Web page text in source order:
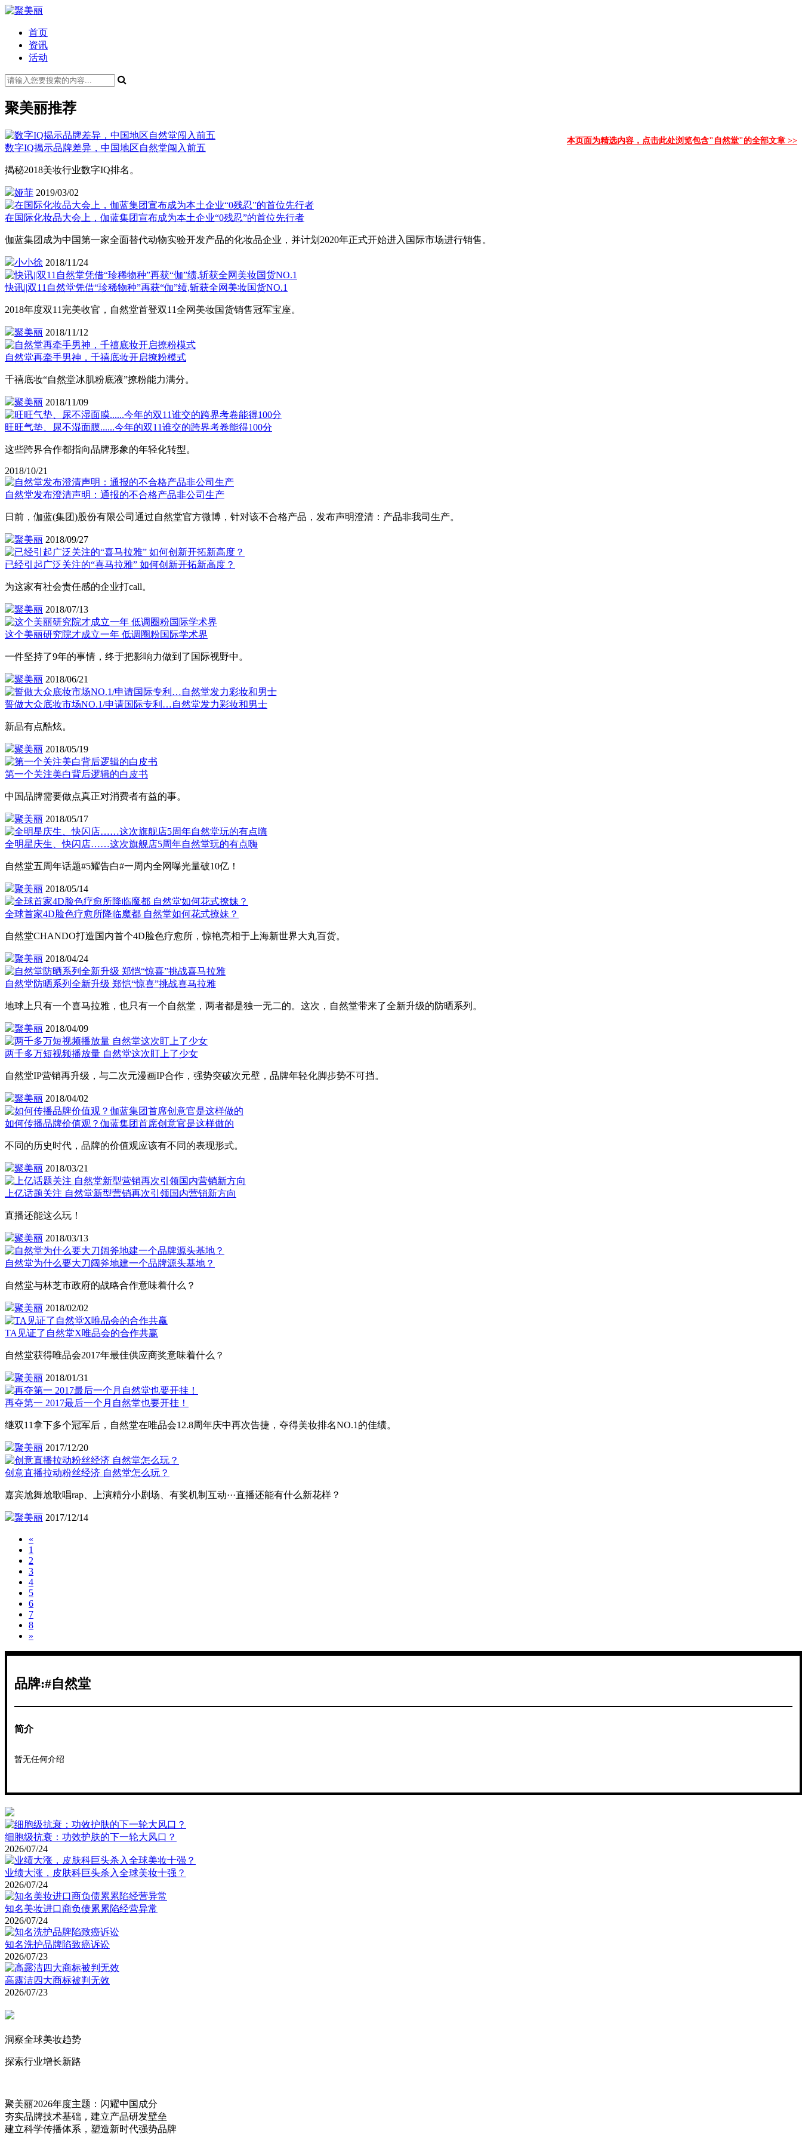
首页
资讯
活动
聚美丽推荐
本页面为精选内容，点击此处浏览包含"自然堂"的全部文章 >>
数字IQ揭示品牌差异，中国地区自然堂闯入前五
揭秘2018美妆行业数字IQ排名。
娅菲 2019/03/02
在国际化妆品大会上，伽蓝集团宣布成为本土企业“0残忍”的首位先行者
伽蓝集团成为中国第一家全面替代动物实验开发产品的化妆品企业，并计划2020年正式开始进入国际市场进行销售。
小小徐 2018/11/24
快讯||双11自然堂凭借“珍稀物种”再获“伽”绩,斩获全网美妆国货NO.1
2018年度双11完美收官，自然堂首登双11全网美妆国货销售冠军宝座。
聚美丽 2018/11/12
自然堂再牵手男神，千禧底妆开启撩粉模式
千禧底妆“自然堂冰肌粉底液”撩粉能力满分。
聚美丽 2018/11/09
旺旺气垫、尿不湿面膜......今年的双11谁交的跨界考卷能得100分
这些跨界合作都指向品牌形象的年轻化转型。
2018/10/21
自然堂发布澄清声明：通报的不合格产品非公司生产
日前，伽蓝(集团)股份有限公司通过自然堂官方微博，针对该不合格产品，发布声明澄清：产品非我司生产。
聚美丽 2018/09/27
已经引起广泛关注的“喜马拉雅” 如何创新开拓新高度？
为这家有社会责任感的企业打call。
聚美丽 2018/07/13
这个美丽研究院才成立一年 低调圈粉国际学术界
一件坚持了9年的事情，终于把影响力做到了国际视野中。
聚美丽 2018/06/21
誓做大众底妆市场NO.1/申请国际专利…自然堂发力彩妆和男士
新品有点酷炫。
聚美丽 2018/05/19
第一个关注美白背后逻辑的白皮书
中国品牌需要做点真正对消费者有益的事。
聚美丽 2018/05/17
全明星庆生、快闪店……这次旗舰店5周年自然堂玩的有点嗨
自然堂五周年话题#5耀告白#一周内全网曝光量破10亿！
聚美丽 2018/05/14
全球首家4D脸色疗愈所降临魔都 自然堂如何花式撩妹？
自然堂CHANDO打造国内首个4D脸色疗愈所，惊艳亮相于上海新世界大丸百货。
聚美丽 2018/04/24
自然堂防晒系列全新升级 郑恺“惊喜”挑战喜马拉雅
地球上只有一个喜马拉雅，也只有一个自然堂，两者都是独一无二的。这次，自然堂带来了全新升级的防晒系列。
聚美丽 2018/04/09
两千多万短视频播放量 自然堂这次盯上了少女
自然堂IP营销再升级，与二次元漫画IP合作，强势突破次元壁，品牌年轻化脚步势不可挡。
聚美丽 2018/04/02
如何传播品牌价值观？伽蓝集团首席创意官是这样做的
不同的历史时代，品牌的价值观应该有不同的表现形式。
聚美丽 2018/03/21
上亿话题关注 自然堂新型营销再次引领国内营销新方向
直播还能这么玩！
聚美丽 2018/03/13
自然堂为什么要大刀阔斧地建一个品牌源头基地？
自然堂与林芝市政府的战略合作意味着什么？
聚美丽 2018/02/02
TA见证了自然堂X唯品会的合作共赢
自然堂获得唯品会2017年最佳供应商奖意味着什么？
聚美丽 2018/01/31
再夺第一 2017最后一个月自然堂也要开挂！
继双11拿下多个冠军后，自然堂在唯品会12.8周年庆中再次告捷，夺得美妆排名NO.1的佳绩。
聚美丽 2017/12/20
创意直播拉动粉丝经济 自然堂怎么玩？
嘉宾尬舞尬歌唱rap、上演精分小剧场、有奖机制互动···直播还能有什么新花样？
聚美丽 2017/12/14
«
1
2
3
4
5
6
7
8
»
品牌:#自然堂
简介
暂无任何介绍
细胞级抗衰：功效护肤的下一轮大风口？
2026/07/24
业绩大涨，皮肤科巨头杀入全球美妆十强？
2026/07/24
知名美妆进口商负债累累陷经营异常
2026/07/24
知名洗护品牌陷致癌诉讼
2026/07/23
高露洁四大商标被判无效
2026/07/23
洞察全球美妆趋势
探索行业增长新路
聚美丽2026年度主题：闪耀中国成分
夯实品牌技术基础，建立产品研发壁垒
建立科学传播体系，塑造新时代强势品牌